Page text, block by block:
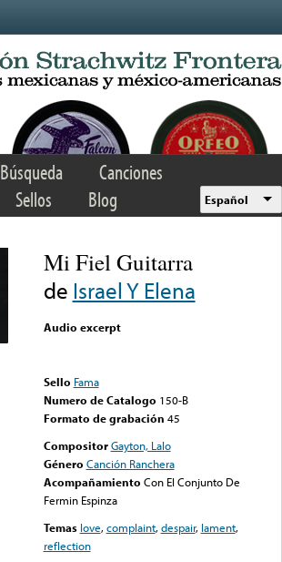
Búsqueda
Canciones
Sellos Blog Español
Mi Fiel Guitarra
de Israel Y Elena
Audio excerpt
Sello Fama
Numero de Catalogo 150-B
Formato de grabación 45
Compositor Gayton, Lalo
Género Canción Ranchera
Acompañamiento Con El Conjunto De
Fermin Espinza
Temas love,complaint,despair, lament,
reflection